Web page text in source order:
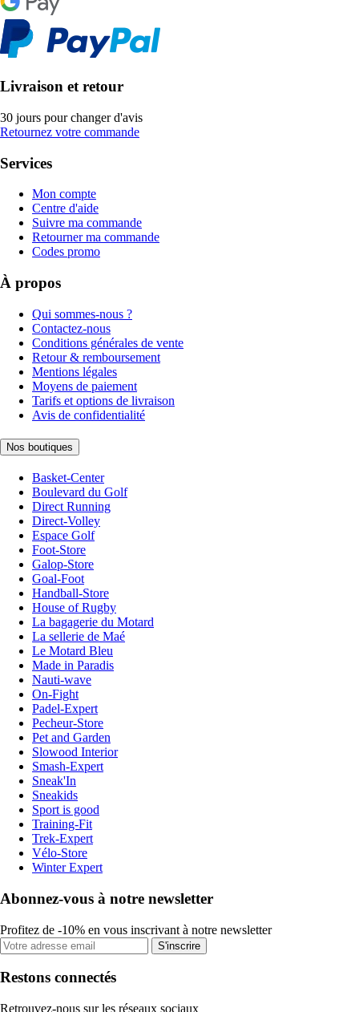
Livraison et retour
30 jours pour changer d'avis
Retournez votre commande
Services
Mon compte
Centre d'aide
Suivre ma commande
Retourner ma commande
Codes promo
À propos
Qui sommes-nous ?
Contactez-nous
Conditions générales de vente
Retour & remboursement
Mentions légales
Moyens de paiement
Tarifs et options de livraison
Avis de confidentialité
Nos boutiques
Basket-Center
Boulevard du Golf
Direct Running
Direct-Volley
Espace Golf
Foot-Store
Galop-Store
Goal-Foot
Handball-Store
House of Rugby
La bagagerie du Motard
La sellerie de Maé
Le Motard Bleu
Made in Paradis
Nauti-wave
On-Fight
Padel-Expert
Pecheur-Store
Pet and Garden
Slowood Interior
Smash-Expert
Sneak'In
Sneakids
Sport is good
Training-Fit
Trek-Expert
Vélo-Store
Winter Expert
Abonnez-vous à notre newsletter
Profitez de -10% en vous inscrivant à notre newsletter
S'inscrire
Restons connectés
Retrouvez-nous sur les réseaux sociaux